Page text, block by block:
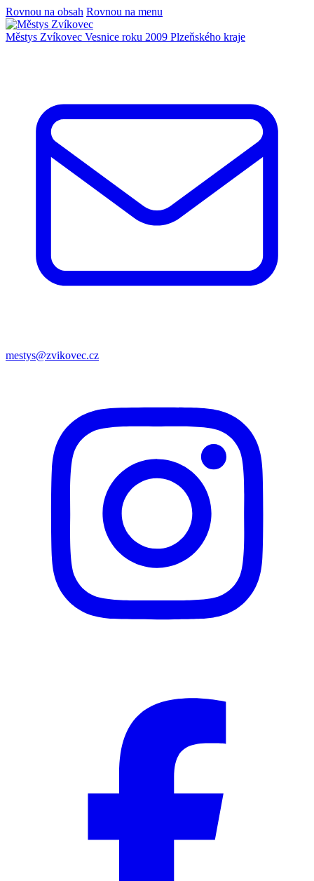
Rovnou na obsah Rovnou na menu
Městys Zvíkovec Vesnice roku 2009 Plzeňského kraje
mestys@zvikovec.cz